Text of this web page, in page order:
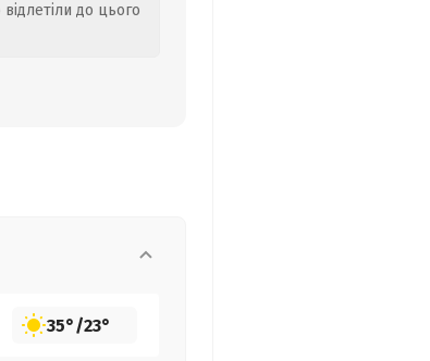
до цього
35°/23°